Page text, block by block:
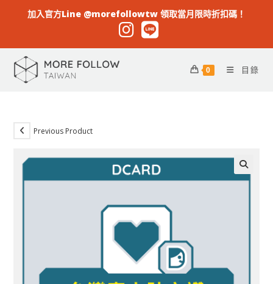
加入官方Line @morefollowtw 領取當月限時折扣碼！
0 目錄
Previous Product